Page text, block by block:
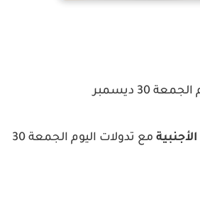
30 ديسمبر
مع تدولات اليوم الجمعة 30